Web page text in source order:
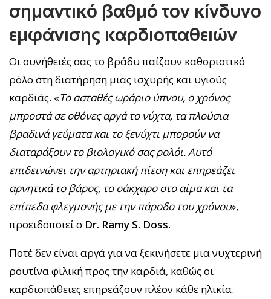
σημαντικό βαθμό τον κίνδυνο
εμφάνισης καρδιοπαθειών
Οι συνήθειές σας το βράδυ παίζουν καθοριστικό
ρόλο στη διατήρηση μιας ισχυρής και υγιούς
καρδιάς. «Το ασταθές ωράριο ύπνου, ο χρόνος
μπροστά σε οθόνες αργά το νύχτα, τα πλούσια
βραδινά γεύματα και το ξενύχτι μπορούν να
διαταράξουν το βιολογικό σας ρολόι. Αυτό
επιδεινώνει την αρτηριακή πίεση και επηρεάζει
αρνητικά το βάρος, το σάκχαρο στο αίμα και τα
επίπεδα φλεγμονής με την πάροδο του χρόνου»,
προειδοποιεί ο Dr. Ramy S. Doss.
Ποτέ δεν είναι αργά για να ξεκινήσετε μια νυχτερινή
ρουτίνα φιλική προς την καρδιά, καθώς οι
καρδιοπάθειες επηρεάζουν πλέον κάθε ηλικία.